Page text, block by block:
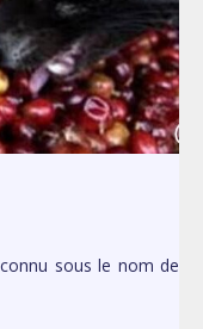
sous le nom de